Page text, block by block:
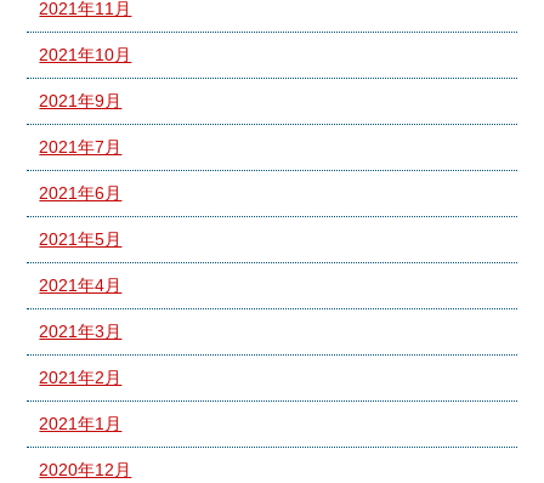
2021年11月
2021年10月
2021年9月
2021年7月
2021年6月
2021年5月
2021年4月
2021年3月
2021年2月
2021年1月
2020年12月